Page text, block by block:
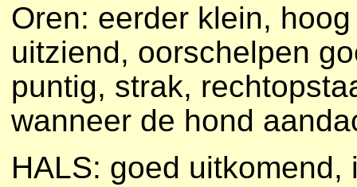
Oren: eerder klein,
uitziend, oorschelpen
puntig, strak,
wanneer de hond
HALS: goed